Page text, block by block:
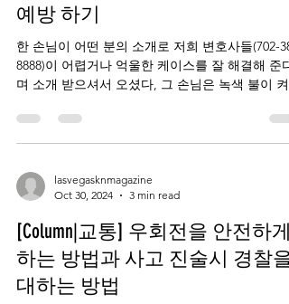
예방 하기
한 손님이 어떤 분의 소개로 저희 변호사들(702-389-
8888)이 어렵거나 억울한 케이스를 잘 해결해 준다
며 소개 받으셔서 오셨다, 그 손님은 녹색 불이 켜져
갑자기 나타난 차에 운전석...
lasvegasknmagazine
Oct 30, 2024
3 min read
[Column|교통] 우회전을 안전하게
하는 방법과 사고 진술시 경찰을
대하는 방법